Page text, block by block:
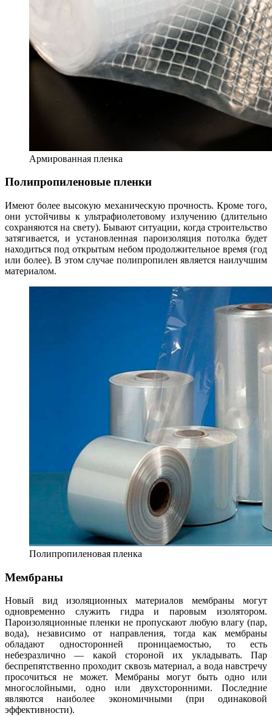
Армированная пленка
Полипропиленовые пленки
Имеют более высокую механическую прочность. Кроме того,
они устойчивы к ультрафиолетовому излучению (длительно
сохраняются на свету). Бывают ситуации, когда строительство
затягивается, и установленная пароизоляция потолка будет
находиться под открытым небом продолжительное время (год
или более). В этом случае полипропилен является наилучшим
материалом.
Полипропиленовая пленка
Мембраны
Новый вид изоляционных материалов мембраны могут
одновременно служить гидра и паровым изолятором.
Пароизоляционные пленки не пропускают любую влагу (пар,
вода), независимо от направления, тогда как мембраны
обладают односторонней проницаемостью, то есть
небезразлично — какой стороной их укладывать. Пар
беспрепятственно проходит сквозь материал, а вода навстречу
просочиться не может. Мембраны могут быть одно или
многослойными, одно или двухсторонними. Последние
являются наиболее экономичными (при одинаковой
эффективности).